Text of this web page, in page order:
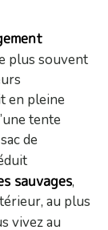
plus souvent
en pleine
tente
de
sauvages,
au plus
vivez au